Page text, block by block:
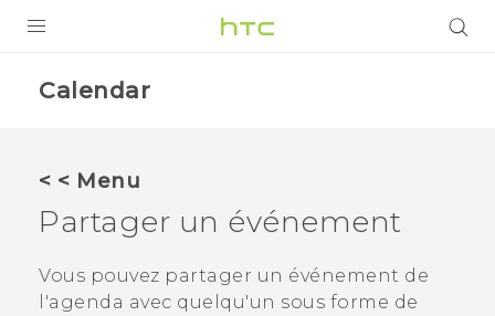
SUPPORT
Calendar
< < Menu
Partager un événement
Vous pouvez partager un événement de
l'agenda avec quelqu'un sous forme de